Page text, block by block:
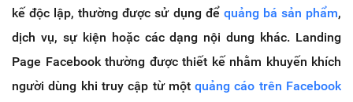
kế độc lập, thường được sử dụng để quảng bá sản phẩm,
dịch vụ, sự kiện hoặc các dạng nội dung khác. Landing
Page Facebook thường được thiết kế nhằm khuyến khích
người dùng khi truy cập từ mộtquảng cáo trên Facebook